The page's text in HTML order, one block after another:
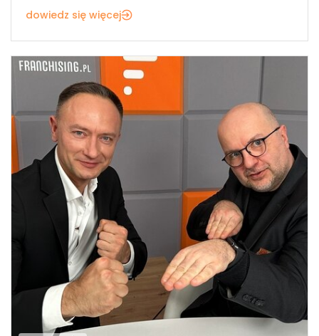
dowiedz się więcej